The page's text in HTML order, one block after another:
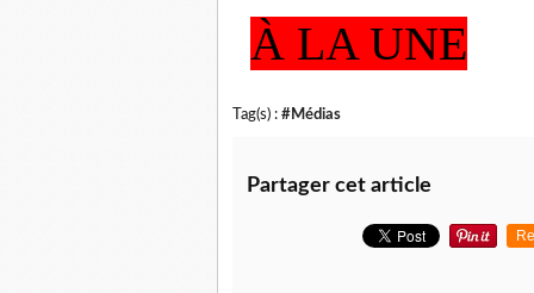
À LA UNE
Tag(s) : #Médias
Partager cet article